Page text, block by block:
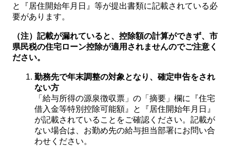
と『居住開始年月日』等が提出書類に記載されている必
要があります。
（注）記載が漏れていると、控除額の計算ができず、市
県民税の住宅ローン控除が適用されませんのでご注意く
ださい。
勤務先で年末調整の対象となり、確定申告をされ
ない方
「給与所得の源泉徴収票」の「摘要」欄に『住宅
借入金等特別控除可能額』と『居住開始年月日』
が記載されていることをご確認ください。記載が
ない場合は、お勤め先の給与担当部署にお問い合
わせください。